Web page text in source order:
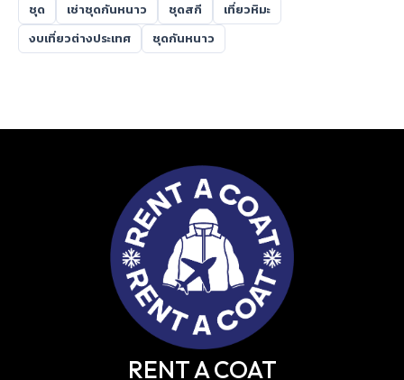
ชุด เช่าชุดกันหนาว ชุดสกี
เที่ยวหิมะ
งบเที่ยวต่างประเทศ
ชุดกันหนาว
RENT A COAT